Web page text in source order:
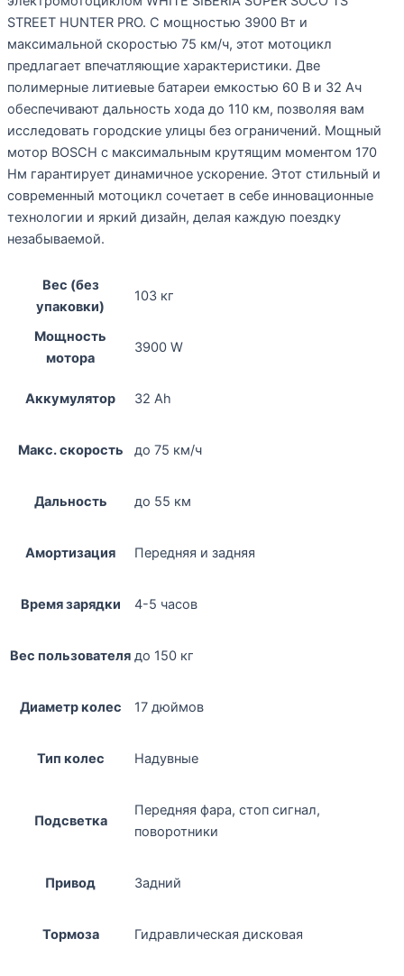
STREET HUNTER PRO. С мощностью 3900 Вт и
максимальной скоростью 75 км/ч, этот мотоцикл
предлагает впечатляющие характеристики. Две
полимерные литиевые батареи емкостью 60 В и 32 Ач
обеспечивают дальность хода до 110 км, позволяя вам
исследовать городские улицы без ограничений. Мощный
мотор BOSCH с максимальным крутящим моментом 170
Нм гарантирует динамичное ускорение. Этот стильный и
современный мотоцикл сочетает в себе инновационные
технологии и яркий дизайн, делая каждую поездку
незабываемой.
Вес (без
упаковки)
103 кг
Мощность
мотора
3900 W
Аккумулятор 32 Ah
Макс. скорость до 75 км/ч
Дальность до 55 км
Амортизация Передняя и задняя
Время зарядки 4-5 часов
Вес пользователя до 150 кг
Диаметр колес 17 дюймов
Тип колес Надувные
Подсветка
Передняя фара, стоп сигнал,
поворотники
Привод Задний
Тормоза Гидравлическая дисковая